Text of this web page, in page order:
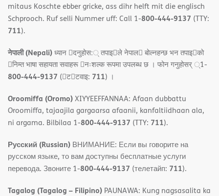
mitaus Koschte ebber gricke, ass dihr helft mit die englisch
Schprooch. Ruf selli Nummer uff: Call 1-800-444-9137 (TTY:
711).
नेपाली (Nepali)ध्यान 􀇑दनुहोस:् तपाइ􀉍ले नेपाल􀈣 बोल्नहन्छ भन तपाइ􀉍को
􀇓निम्त भाषा सहायता सवाहरू 􀇓नःशल्क रूपमा उपलब्ध छ । फोन गनुहोसर् ्1-
800-444-9137 (􀇑ट􀇑टवाइ: 711) ।
Oroomiffa (Oromo)XIYYEEFFANNAA: Afaan dubbattu
Oroomiffa, tajaajila gargaarsa afaanii, kanfaltiidhaan ala,
ni argama. Bilbilaa 1-800-444-9137 (TTY: 711).
Русский (Russian) ВНИМАНИЕ: Если вы говорите на
русском языке, то вам доступны бесплатные услуги
перевода. Звоните 1-800-444-9137 (телетайп: 711).
Tagalog (Tagalog – Filipino) PAUNAWA: Kung nagsasalita ka